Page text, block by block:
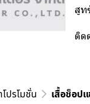
สูท
ติด
ปรโมชั่น เสื้อช็อป